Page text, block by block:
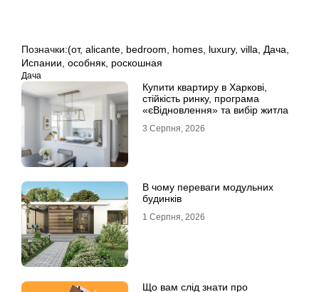
Позначки:(от, alicante bedroom homes luxury, villa Дача
Испании особняк роскошная
Дача
Купити квартиру в Харкові,
стійкість ринку, програма
«єВідновлення» та вибір житла
3 Серпня, 2026
В чому переваги модульних
будинків
1 Серпня, 2026
Що вам слід знати про